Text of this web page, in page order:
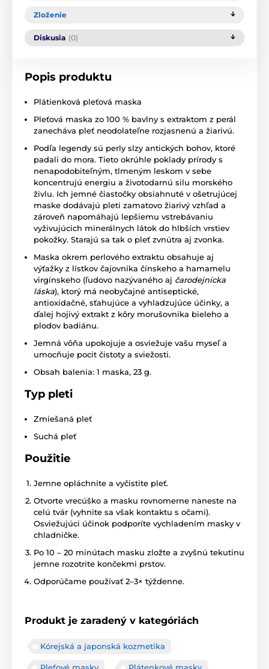
Zloženie
Diskusia (0)
Popis produktu
Plátienková pleťová maska
Pleťová maska zo 100 % bavlny s extraktom z perál
zanecháva pleť neodolateľne rozjasnenú a žiarivú.
Podľa legendy sú perly slzy antických bohov, ktoré
padali do mora. Tieto okrúhle poklady prírody s
nenapodobiteľným, tlmeným leskom v sebe
koncentrujú energiu a životodarnú silu morského
živlu. Ich jemné čiastočky obsiahnuté v ošetrujúcej
maske dodávajú pleti zamatovo žiarivý vzhľad a
zároveň napomáhajú lepšiemu vstrebávaniu
vyživujúcich minerálnych látok do hlbších vrstiev
pokožky. Starajú sa tak o pleť zvnútra aj zvonka.
Maska okrem perlového extraktu obsahuje aj
výťažky z lístkov čajovníka čínskeho a hamamelu
virgínskeho (ľudovo nazývaného aj čarodejnícka
láska), ktorý má neobyčajné antiseptické,
antioxidačné, sťahujúce a vyhladzujúce účinky, a
ďalej hojivý extrakt z kôry morušovníka bieleho a
plodov badiánu.
Jemná vôňa upokojuje a osviežuje vašu myseľ a
umocňuje pocit čistoty a sviežosti.
Obsah balenia: 1 maska, 23 g.
Typ pleti
Zmiešaná pleť
Suchá pleť
Použitie
Jemne opláchnite a vyčistite pleť.
Otvorte vrecúško a masku rovnomerne naneste na
celú tvár (vyhnite sa však kontaktu s očami).
Osviežujúci účinok podporíte vychladením masky v
chladničke.
Po 10 – 20 minútach masku zložte a zvyšnú tekutinu
jemne rozotrite končekmi prstov.
Odporúčame používať 2–3× týždenne.
Produkt je zaradený v kategóriách
Kórejská a japonská kozmetika